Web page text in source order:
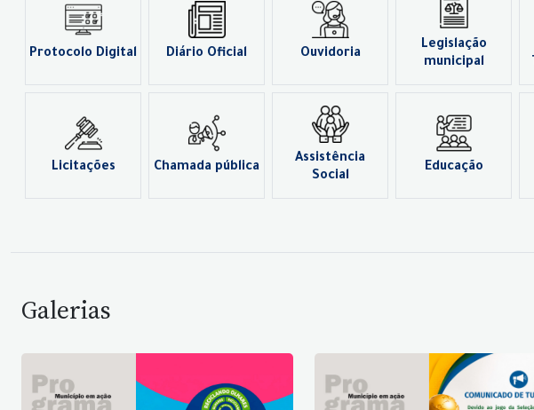
Protocolo Digital Diário Oficial Ouvidoria
Legislação
municipal
Licitações Chamada pública
Assistência
Social
Educação
Galerias